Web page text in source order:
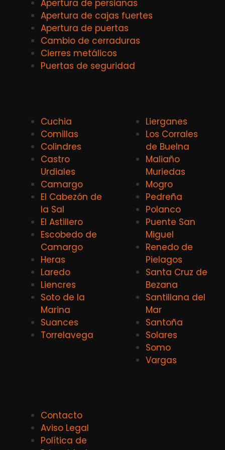
Apertura de persianas
Apertura de cajas fuertes
Apertura de puertas
Cambio de cerraduras
Cierres metálicos
Puertas de seguridad
Cuchia
Comillas
Colindres
Castro
Urdiales
Camargo
El Cabezón de
la Sal
El Astillero
Escobedo de
Camargo
Heras
Laredo
Liencres
Soto de la
Marina
Suances
Torrelavega
Lierganes
Los Corrales
de Buelna
Maliaño
Muriedas
Mogro
Pedreña
Polanco
Puente San
Miguel
Renedo de
Pielagos
Santa Cruz de
Bezana
Santillana del
Mar
Santoña
Solares
Somo
Vargas
Contacto
Aviso Legal
Política de